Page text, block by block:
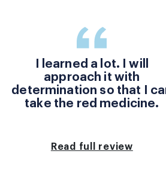
I learned a lot. I will
approach it with
determination so that I
take the red medicine.
Read full review